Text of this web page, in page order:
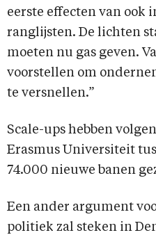
eerste effecten van ook
ranglijsten. De lichten
moeten nu gas geven.
voorstellen om
te versnellen.”
Scale-ups hebben
Erasmus Universiteit
74.000 nieuwe banen
Een ander argument
politiek zal steken in